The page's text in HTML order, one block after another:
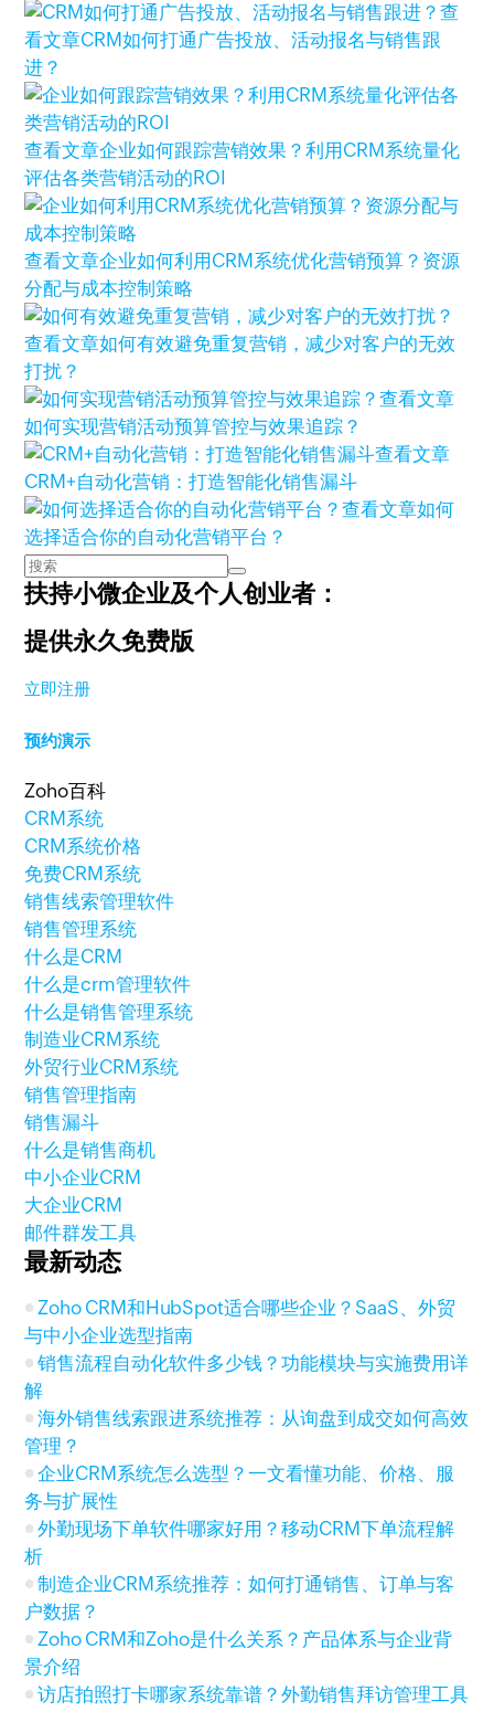
查
看文章CRM如何打通广告投放、活动报名与销售跟
进？
查看文章企业如何跟踪营销效果？利用CRM系统量化
评估各类营销活动的ROI
查看文章企业如何利用CRM系统优化营销预算？资源
分配与成本控制策略
查看文章‌如何有效避免重复营销，减少对客户的无效
打扰？
查看文章
如何实现营销活动预算管控与效果追踪？
查看文章
CRM+自动化营销：打造智能化销售漏斗
查看文章如何
选择适合你的自动化营销平台？
扶持小微企业及个人创业者：
提供永久免费版
立即注册
预约演示
Zoho百科
CRM系统
CRM系统价格
免费CRM系统
销售线索管理软件
销售管理系统
什么是CRM
什么是crm管理软件
什么是销售管理系统
制造业CRM系统
外贸行业CRM系统
销售管理指南
销售漏斗
什么是销售商机
中小企业CRM
大企业CRM
邮件群发工具
最新动态
Zoho CRM和HubSpot适合哪些企业？SaaS、外贸
与中小企业选型指南
销售流程自动化软件多少钱？功能模块与实施费用详
解
海外销售线索跟进系统推荐：从询盘到成交如何高效
管理？
企业CRM系统怎么选型？一文看懂功能、价格、服
务与扩展性
外勤现场下单软件哪家好用？移动CRM下单流程解
析
制造企业CRM系统推荐：如何打通销售、订单与客
户数据？
Zoho CRM和Zoho是什么关系？产品体系与企业背
景介绍
访店拍照打卡哪家系统靠谱？外勤销售拜访管理工具